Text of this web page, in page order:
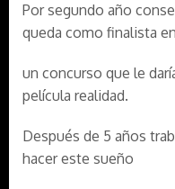
Por segundo año
queda como finalista en
un concurso que le
película realidad.
Después de 5 años
hacer este sueño